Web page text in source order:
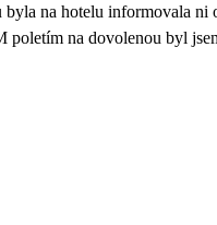
na hotelu informovala ni
poletím na dovolenou